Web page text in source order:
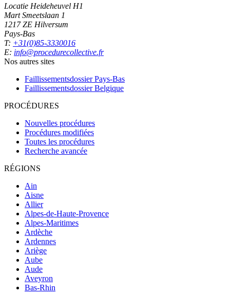
Locatie Heideheuvel H1
Mart Smeetslaan 1
1217 ZE Hilversum
Pays-Bas
T: +31(0)85-3330016
E: info@procedurecollective.fr
Nos autres sites
Faillissementsdossier Pays-Bas
Faillissementsdossier Belgique
PROCÉDURES
Nouvelles procédures
Procédures modifiées
Toutes les procédures
Recherche avancée
RÉGIONS
Ain
Aisne
Allier
Alpes-de-Haute-Provence
Alpes-Maritimes
Ardèche
Ardennes
Ariège
Aube
Aude
Aveyron
Bas-Rhin